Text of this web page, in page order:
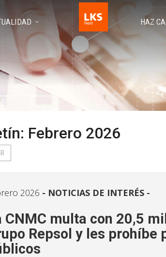
HAZ
Febrero 2026
2026 NOTICIAS DE INTERÉS -
CNMC multa con 20,5
Repsol y les